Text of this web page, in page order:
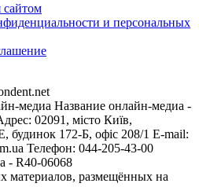
сайтом
и персональных
медиа Название онлайн-медиа -
02091, місто Київ,
172-Б, офіс 208/1 E-mail:
Телефон: 044-205-43-00
- R40-06068
материалов, размещённых на